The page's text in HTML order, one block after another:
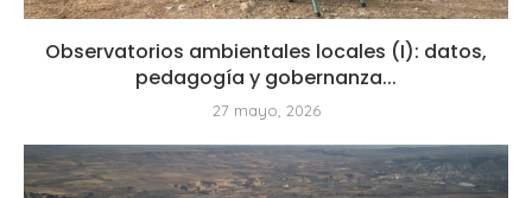
Observatorios ambientales locales (I): datos,
pedagogía y gobernanza...
27 mayo, 2026